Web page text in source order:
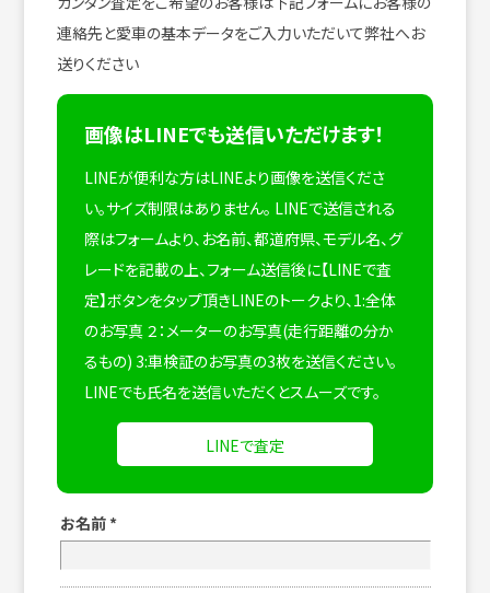
連絡先と愛車の基本データをご入力いただいて弊社へお
送りください
画像はLINEでも送信いただけます！
LINEが便利な方はLINEより画像を送信くださ
い。サイズ制限はありません。 LINEで送信される
際はフォームより、お名前、都道府県、モデル名、グ
レードを記載の上、フォーム送信後に【LINEで査
定】ボタンをタップ頂きLINEのトークより、1:全体
のお写真 ２：メーターのお写真(走行距離の分か
るもの) 3:車検証のお写真の3枚を送信ください。
LINEでも氏名を送信いただくとスムーズです。
LINEで査定
お名前 *